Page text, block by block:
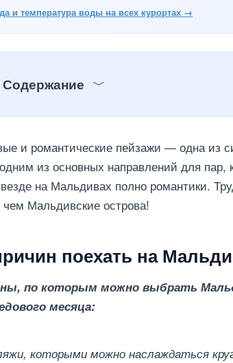
и температура воды на всех курортах →
Содержание
и романтические пейзажи — одна из
из основных направлений для
на Мальдивах полно романтики.
Мальдивские острова!
поехать на
по которым можно выбрать
месяца:
которыми можно наслаждаться